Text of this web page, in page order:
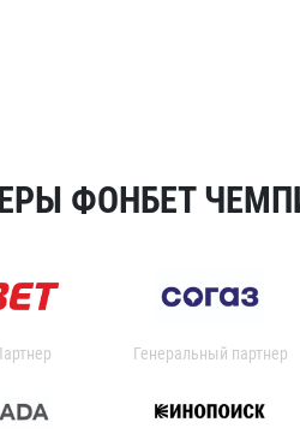
ФОНБЕТ
Генеральный партнер